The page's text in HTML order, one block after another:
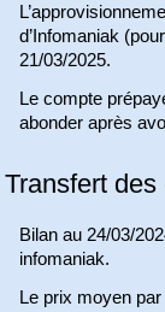
d’Infomaniak
21/03/2025.
Le compte
abonder après
Transfert
Bilan au 24/03/
infomaniak.
Le prix moyen